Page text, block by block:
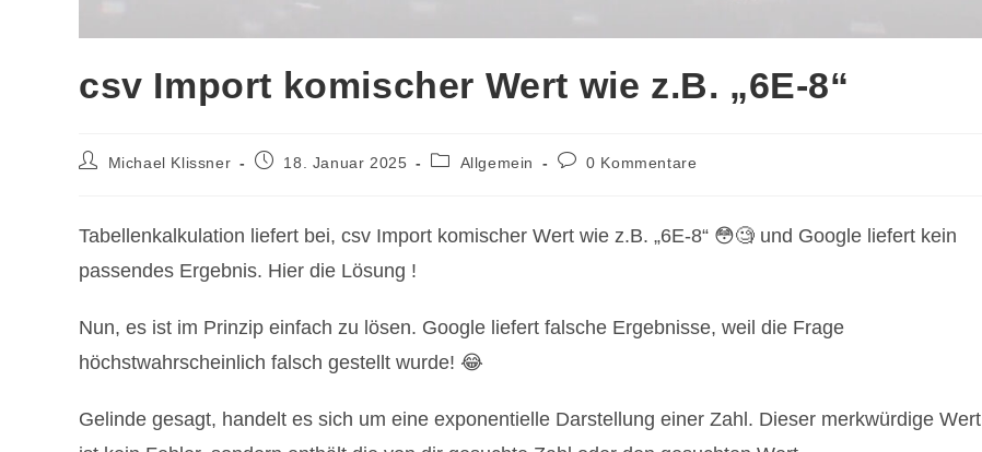
csv Import komischer Wert wie z.B. „6E-8“
Beitrags-
Michael Klissner
Beitrag18. Januar 2025
Beitrags-
Allgemein
Beitrags-
0 Kommentare
Tabellenkalkulation liefert bei, csv Import komischer Wert wie z.B. „6E-8“ 😳🧐 und Google liefert kein
passendes Ergebnis. Hier die Lösung !
Nun, es ist im Prinzip einfach zu lösen. Google liefert falsche Ergebnisse, weil die Frage
höchstwahrscheinlich falsch gestellt wurde! 😂
Gelinde gesagt, handelt es sich um eine exponentielle Darstellung einer Zahl. Dieser merkwürdige Wert